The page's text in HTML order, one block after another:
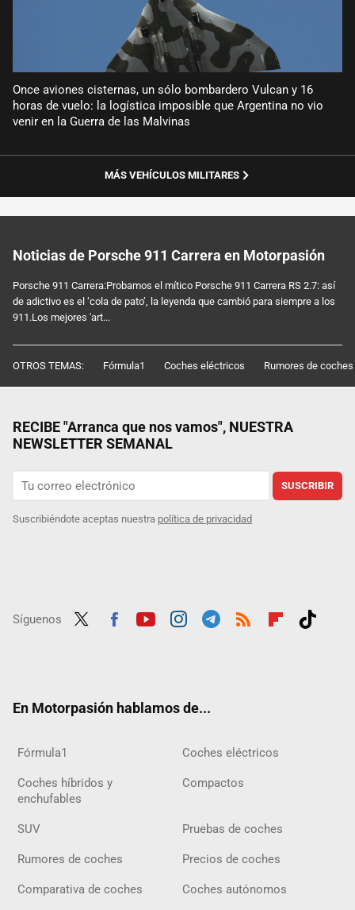
Once aviones cisternas, un sólo bombardero Vulcan y 16
horas de vuelo: la logística imposible que Argentina no vio
venir en la Guerra de las Malvinas
MÁS VEHÍCULOS MILITARES
Noticias de Porsche 911 Carrera en Motorpasión
Porsche 911 Carrera:Probamos el mítico Porsche 911 Carrera RS 2.7: así
de adictivo es el ‘cola de pato’, la leyenda que cambió para siempre a los
911.Los mejores 'art...
OTROS TEMAS: Fórmula1 Coches eléctricos Rumores de coches
RECIBE "Arranca que nos vamos", NUESTRA
NEWSLETTER SEMANAL
SUSCRIBIR
Suscribiéndote aceptas nuestra política de privacidad
Síguenos
En Motorpasión hablamos de...
Fórmula1 Coches eléctricos
Coches híbridos y
enchufables
Compactos
SUV Pruebas de coches
Rumores de coches Precios de coches
Comparativa de coches Coches autónomos